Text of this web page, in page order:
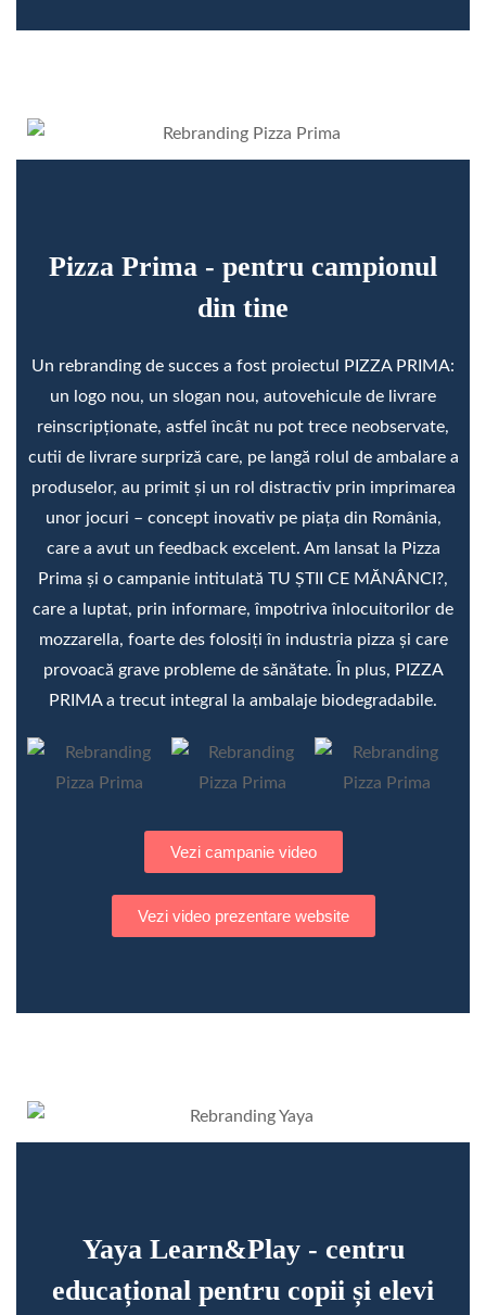
Pizza Prima - pentru campionul
din tine
Un rebranding de succes a fost proiectul PIZZA PRIMA:
un logo nou, un slogan nou, autovehicule de livrare
reinscripționate, astfel încât nu pot trece neobservate,
cutii de livrare surpriză care, pe langă rolul de ambalare a
produselor, au primit și un rol distractiv prin imprimarea
unor jocuri – concept inovativ pe piața din România,
care a avut un feedback excelent. Am lansat la Pizza
Prima și o campanie intitulată TU ȘTII CE MĂNÂNCI?,
care a luptat, prin informare, împotriva înlocuitorilor de
mozzarella, foarte des folosiți în industria pizza și care
provoacă grave probleme de sănătate. În plus, PIZZA
PRIMA a trecut integral la ambalaje biodegradabile.
Vezi campanie video
Vezi video prezentare website
Yaya Learn&Play - centru
educațional pentru copii și elevi